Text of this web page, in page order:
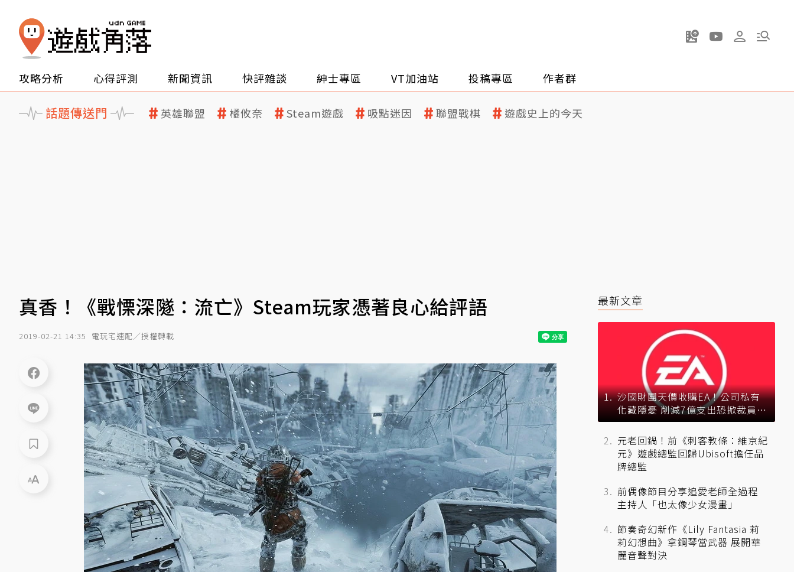
攻略分析 心得評測 新聞資訊 快評雜談 紳士專區 VT加油站 投稿專區 作者群
話題傳送門 英雄聯盟 橘攸奈 Steam遊戲 吸點迷因 聯盟戰棋 遊戲史上的今天
真香！《戰慄深隧：流亡》Steam玩家憑著良心給評語
2019-02-21 14:35 電玩宅速配／授權轉載
最新文章
沙國財團天價收購EA！公司私有
化藏隱憂 削減7億支出恐掀裁員風
暴？
元老回鍋！前《刺客教條：維京紀
元》遊戲總監回歸Ubisoft擔任品
牌總監
前偶像節目分享追愛老師全過程
主持人「也太像少女漫畫」
節奏奇幻新作《Lily Fantasia 莉
莉幻想曲》拿鋼琴當武器 展開華
麗音聲對決